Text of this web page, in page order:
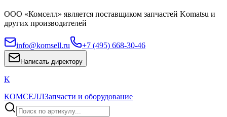
ООО «Комселл» является поставщиком запчастей Komatsu и
других производителей
info@komsell.ru +7 (495) 668-30-46
Написать директору
K
КОМСЕЛЛЗапчасти и оборудование